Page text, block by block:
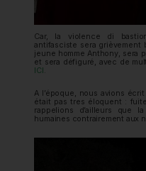
Car, la violence di
antifasciste sera grièvement
jeune homme Anthony, sera
et sera défiguré, avec de
ICI
A l’époque, nous avions
était pas tres éloquent :
rappelions d’ailleurs que
humaines contrairement aux